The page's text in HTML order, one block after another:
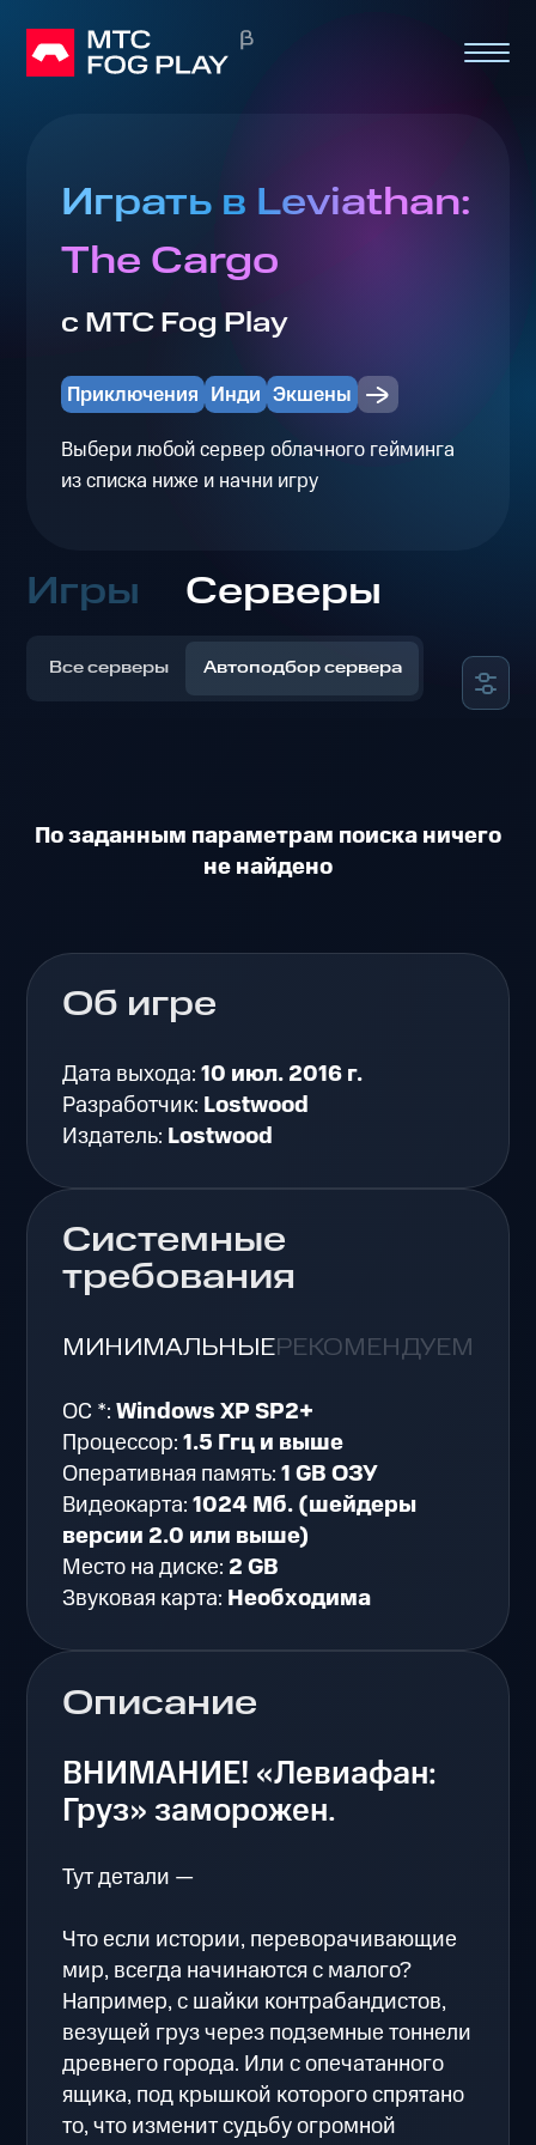
Играть в Leviathan:
The Cargo
с МТС Fog Play
Приключения Инди Экшены
Выбери любой сервер облачного гейминга
из списка ниже и начни игру
Игры Серверы
Все серверы Автоподбор сервера
По заданным параметрам поиска ничего
не найдено
Описание
ВНИМАНИЕ! «Левиафан:
Груз» заморожен.
Тут детали —
Что если истории, переворачивающие
мир, всегда начинаются с малого?
Например, с шайки контрабандистов,
везущей груз через подземные тоннели
древнего города. Или с опечатанного
ящика, под крышкой которого спрятано
то, что изменит судьбу огромной
Об игре
Дата выхода:10 июл. 2016 г.
Разработчик: Lostwood
Издатель: Lostwood
Системные
требования
МИНИМАЛЬНЫЕРЕКОМЕНДУЕМЫЕ
ОС *:Windows XP SP2+
Процессор:1.5 Ггц и выше
Оперативная память:1 GB ОЗУ
Видеокарта:1024 Мб. (шейдеры
версии 2.0 или выше)
Место на диске: 2 GB
Звуковая карта: Необходима